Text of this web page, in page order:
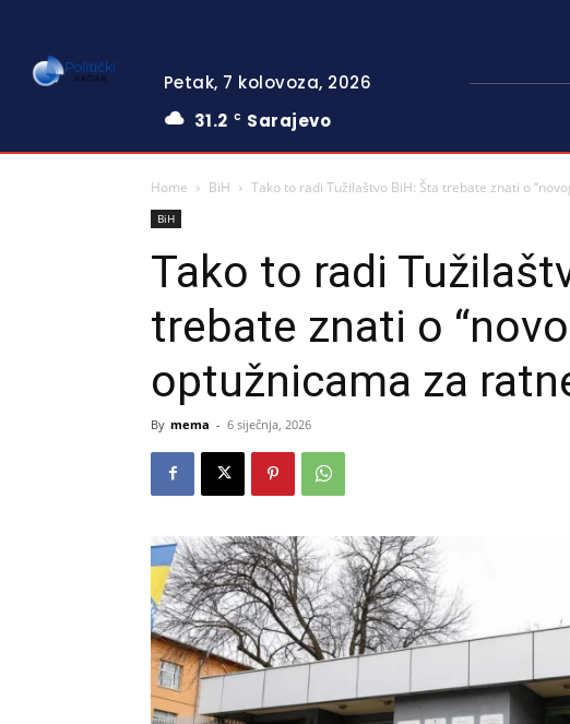
Petak, 7 kolovoza, 2026
31.2 C Sarajevo
Home BiH Tako to radi Tužilaštvo BiH: Šta trebate znati o
BiH
Tako to radi
trebate znati o
optužnicama za
By mema - 6 siječnja, 2026